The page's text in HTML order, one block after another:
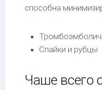
способна
Спайки и рубцы
Чаше всего